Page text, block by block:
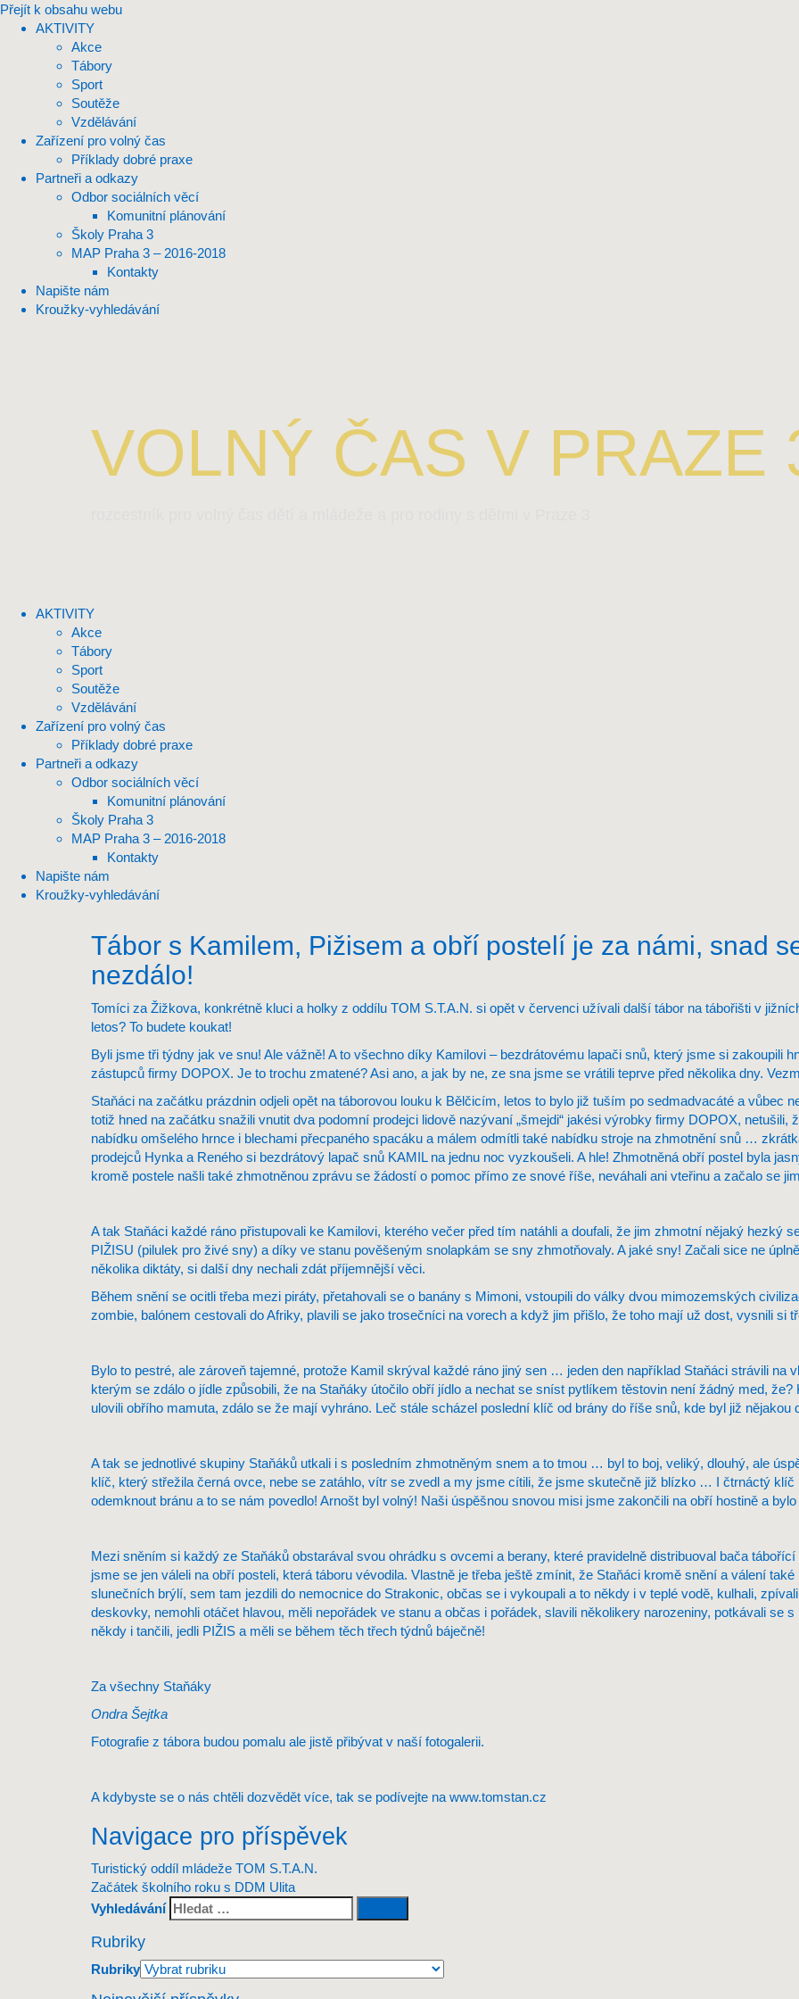
Přejít k obsahu webu
AKTIVITY
Akce
Tábory
Sport
Soutěže
Vzdělávání
Zařízení pro volný čas
Příklady dobré praxe
Partneři a odkazy
Odbor sociálních věcí
Komunitní plánování
Školy Praha 3
MAP Praha 3 – 2016-2018
Kontakty
Napište nám
Kroužky-vyhledávání
VOLNÝ ČAS V PRAZE
AKTIVITY
Akce
Tábory
Sport
Soutěže
Vzdělávání
Zařízení pro volný čas
Příklady dobré praxe
Partneři a odkazy
Odbor sociálních věcí
Komunitní plánování
Školy Praha 3
MAP Praha 3 – 2016-2018
Kontakty
Napište nám
Kroužky-vyhledávání
Tábor s Kamilem, Pižisem a obří postelí je za námi, snad
nezdálo!
Tomíci za Žižkova, konkrétně kluci a holky z oddílu TOM S.T.A.N. si opět v červenci užívali další tábor na tábořišti v
letos? To budete koukat!
Byli jsme tři týdny jak ve snu! Ale vážně! A to všechno díky Kamilovi – bezdrátovému lapači snů, který jsme si zakoupili
zástupců firmy DOPOX. Je to trochu zmatené? Asi ano, a jak by ne, ze sna jsme se vrátili teprve před několika dny.
Staňáci na začátku prázdnin odjeli opět na táborovou louku k Bělčicím, letos to bylo již tuším po sedmadvacáté a vůbec
totiž hned na začátku snažili vnutit dva podomní prodejci lidově nazývaní „šmejdi“ jakési výrobky firmy DOPOX,
nabídku omšelého hrnce i blechami přecpaného spacáku a málem odmítli také nabídku stroje na zhmotnění snů …
prodejců Hynka a Reného si bezdrátový lapač snů KAMIL na jednu noc vyzkoušeli. A hle! Zhmotněná obří postel byla
kromě postele našli také zhmotněnou zprávu se žádostí o pomoc přímo ze snové říše, neváhali ani vteřinu a začalo se
A tak Staňáci každé ráno přistupovali ke Kamilovi, kterého večer před tím natáhli a doufali, že jim zhmotní nějaký hezký
PIŽISU (pilulek pro živé sny) a díky ve stanu pověšeným snolapkám se sny zhmotňovaly. A jaké sny! Začali sice ne
několika diktáty, si další dny nechali zdát příjemnější věci.
Během snění se ocitli třeba mezi piráty, přetahovali se o banány s Mimoni, vstoupili do války dvou mimozemských
zombie, balónem cestovali do Afriky, plavili se jako trosečníci na vorech a když jim přišlo, že toho mají už dost, vysnili si
Bylo to pestré, ale zároveň tajemné, protože Kamil skrýval každé ráno jiný sen … jeden den například Staňáci strávili na
kterým se zdálo o jídle způsobili, že na Staňáky útočilo obří jídlo a nechat se sníst pytlíkem těstovin není žádný med,
ulovili obřího mamuta, zdálo se že mají vyhráno. Leč stále scházel poslední klíč od brány do říše snů, kde byl již
A tak se jednotlivé skupiny Staňáků utkali i s posledním zhmotněným snem a to tmou … byl to boj, veliký, dlouhý, ale
klíč, který střežila černá ovce, nebe se zatáhlo, vítr se zvedl a my jsme cítili, že jsme skutečně již blízko … I čtrnáctý klíč
odemknout bránu a to se nám povedlo! Arnošt byl volný! Naši úspěšnou snovou misi jsme zakončili na obří hostině a
Mezi sněním si každý ze Staňáků obstarával svou ohrádku s ovcemi a berany, které pravidelně distribuoval bača
jsme se jen váleli na obří posteli, která táboru vévodila. Vlastně je třeba ještě zmínit, že Staňáci kromě snění a válení
slunečních brýlí, sem tam jezdili do nemocnice do Strakonic, občas se i vykoupali a to někdy i v teplé vodě, kulhali,
deskovky, nemohli otáčet hlavou, měli nepořádek ve stanu a občas i pořádek, slavili několikery narozeniny, potkávali se
někdy i tančili, jedli PIŽIS a měli se během těch třech týdnů báječně!
Za všechny Staňáky
Ondra Šejtka
Fotografie z tábora budou pomalu ale jistě přibývat v naší fotogalerii.
A kdybyste se o nás chtěli dozvědět více, tak se podívejte na www.tomstan.cz
Navigace pro příspěvek
Turistický oddíl mládeže TOM S.T.A.N.
Začátek školního roku s DDM Ulita
Vyhledávání
Rubriky
Rubriky